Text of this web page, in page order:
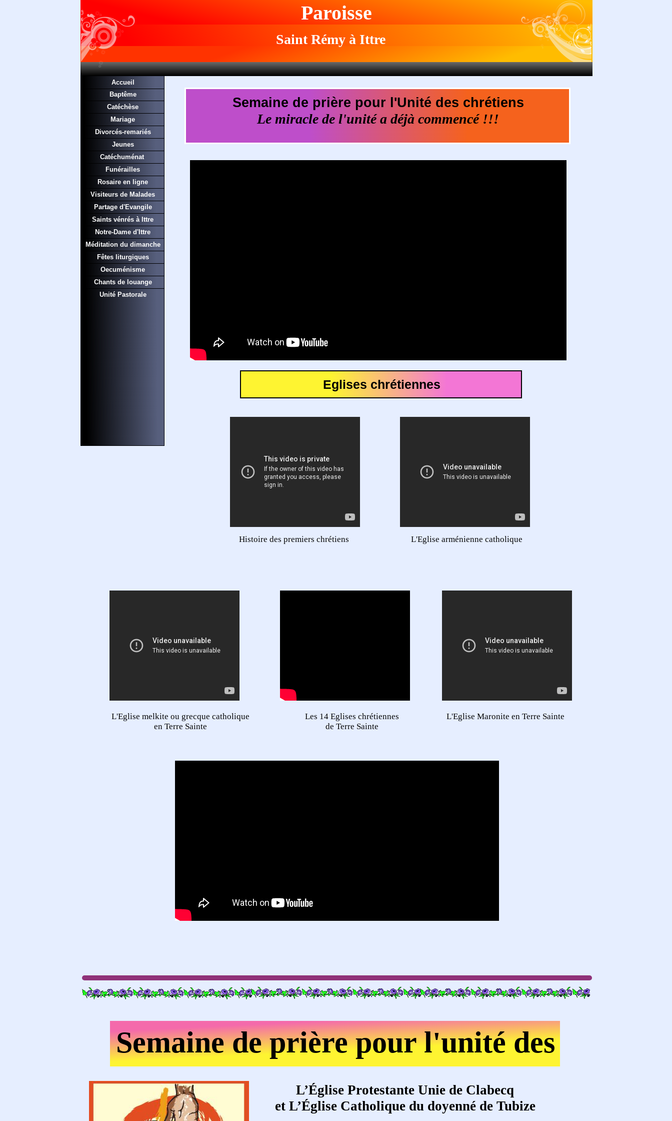
L’Église Protestante Unie de Clabecq
et L’Église Catholique du doyenné de Tubize
Semaine de prière pour l'unité des
chrétiens
Eglises chrétiennes
Les 14 Eglises chrétiennes
de Terre Sainte
L'Eglise melkite ou grecque catholique
en Terre Sainte
L'Eglise Maronite en Terre Sainte
L'Eglise arménienne catholique
Histoire des premiers chrétiens
Semaine de prière pour l'Unité des chrétiens
Le miracle de l'unité a déjà commencé !!!
Accueil
Baptême
Catéchèse
Mariage
Divorcés-remariés
Jeunes
Catéchuménat
Funérailles
Rosaire en ligne
Visiteurs de Malades
Partage d'Evangile
Saints vénrés à Ittre
Notre-Dame d'Ittre
Méditation du dimanche
Fêtes liturgiques
Oecuménisme
Chants de louange
Unité Pastorale
Paroisse
Saint Rémy à Ittre